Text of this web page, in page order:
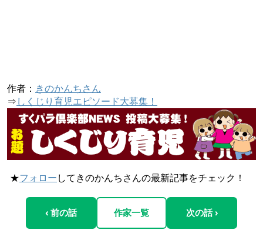
作者： きのかんちさん
⇒ しくじり育児エピソード大募集！
★フォロー してきのかんちさんの最新記事をチェック！
‹ 前の話 作家一覧 次の話 ›